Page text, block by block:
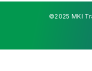
©2025 MKI